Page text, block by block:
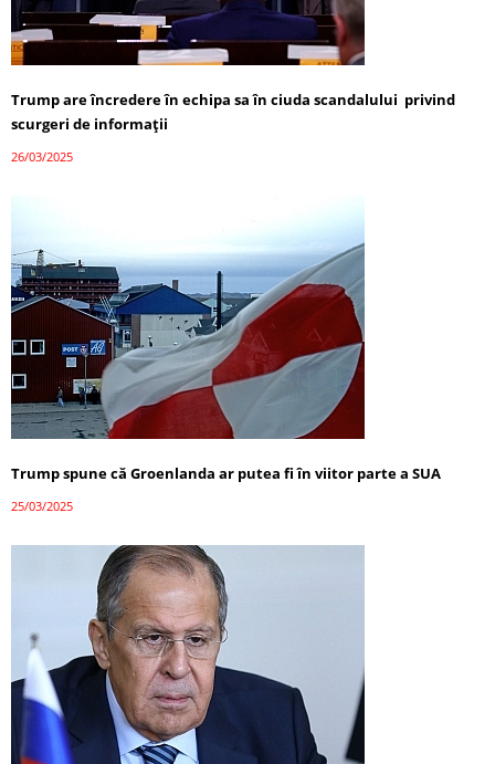
Trump are încredere în echipa sa în ciuda scandalului privind
scurgeri de informații
26/03/2025
Trump spune că Groenlanda ar putea fi în viitor parte a SUA
25/03/2025